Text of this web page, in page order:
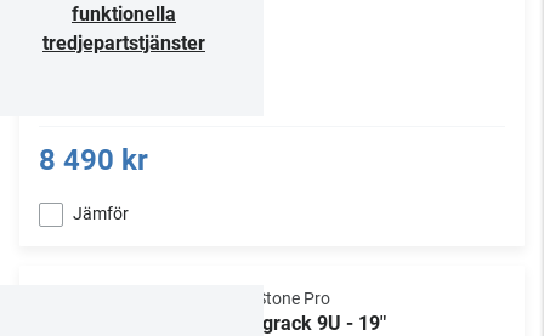
funktionella
tredjepartstjänster
8 490 kr
Jämför
NorStone Pro
Väggrack 9U - 19"